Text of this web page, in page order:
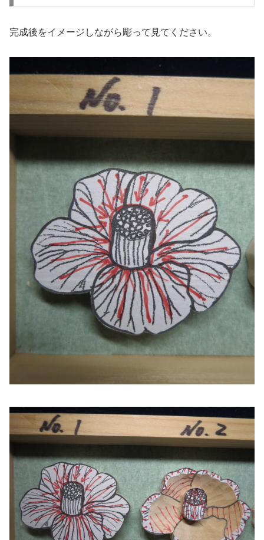
完成後をイメージしながら彫って見てください。